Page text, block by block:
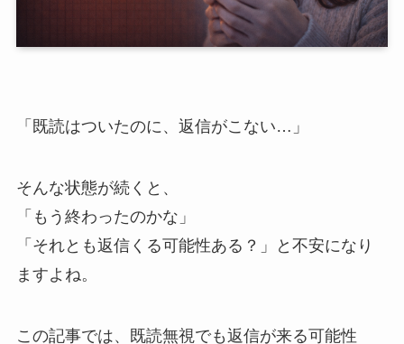
「既読はついたのに、返信がこない…」
そんな状態が続くと、
「もう終わったのかな」
「それとも返信くる可能性ある？」と不安になり
ますよね。
この記事では、既読無視でも返信が来る可能性